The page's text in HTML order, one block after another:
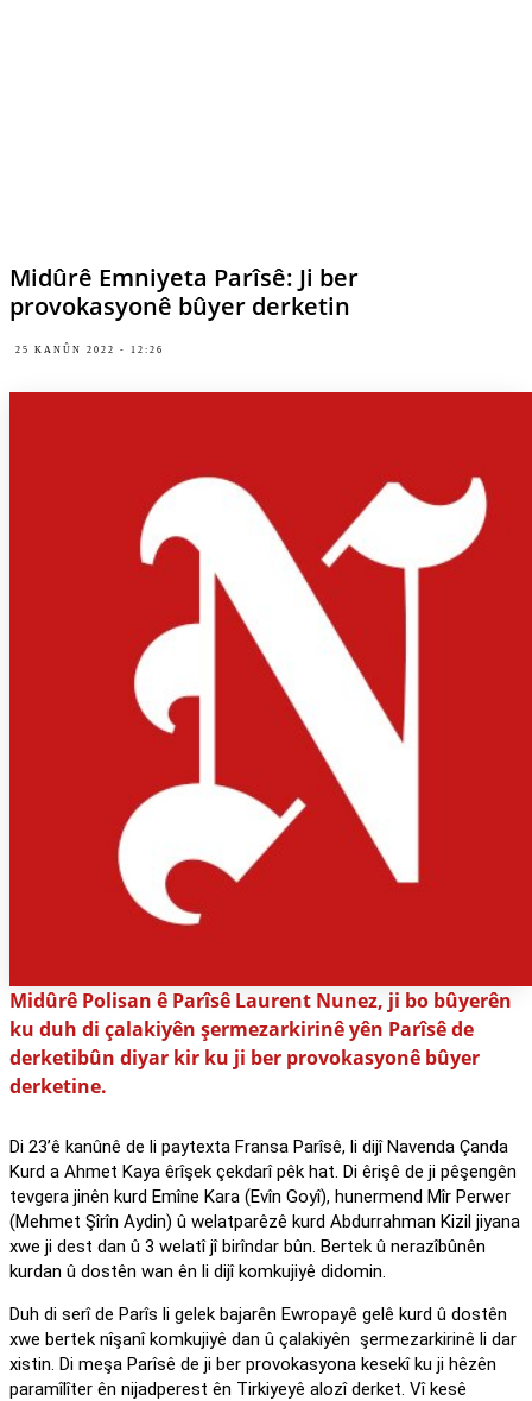
Midûrê Emniyeta Parîsê: Ji ber
provokasyonê bûyer derketin
25 KANÛN 2022 - 12:26
Midûrê Polisan ê Parîsê Laurent Nunez, ji bo bûyerên
ku duh di çalakiyên şermezarkirinê yên Parîsê de
derketibûn diyar kir ku ji ber provokasyonê bûyer
derketine.
Di 23’ê kanûnê de li paytexta Fransa Parîsê, li dijî Navenda Çanda
Kurd a Ahmet Kaya êrîşek çekdarî pêk hat. Di êrişê de ji pêşengên
tevgera jinên kurd Emîne Kara (Evîn Goyî), hunermend Mîr Perwer
(Mehmet Şîrîn Aydin) û welatparêzê kurd Abdurrahman Kizil jiyana
xwe ji dest dan û 3 welatî jî birîndar bûn. Bertek û nerazîbûnên
kurdan û dostên wan ên li dijî komkujiyê didomin.
Duh di serî de Parîs li gelek bajarên Ewropayê gelê kurd û dostên
xwe bertek nîşanî komkujiyê dan û çalakiyên şermezarkirinê li dar
xistin. Di meşa Parîsê de ji ber provokasyona kesekî ku ji hêzên
paramîlîter ên nijadperest ên Tirkiyeyê alozî derket. Vî kesê